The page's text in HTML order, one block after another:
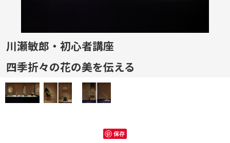
川瀬敏郎・初心者講座
四季折々の花の美を伝える
保存